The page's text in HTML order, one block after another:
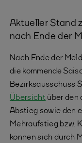
Aktueller Stand
nach Ende der
Nach Ende der
die kommende
Bezirksausschuss
Übersicht über den
Abstieg sowie den
Mehraufstieg bzw.
können sich durch